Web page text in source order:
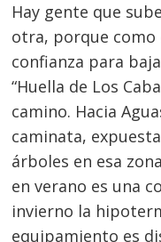
Hay gente que
otra, porque como
confianza para
“Huella de Los
camino. Hacia
caminata,
árboles en esa
en verano es una
invierno la
equipamiento es